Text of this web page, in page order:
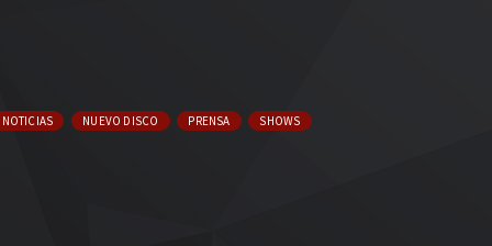
NOTICIAS NUEVO DISCO PRENSA SHOWS